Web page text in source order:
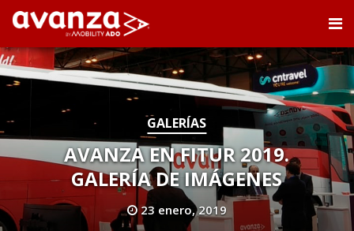
GALERÍAS
AVANZA EN FITUR 2019.
GALERÍA DE IMÁGENES
23 enero, 2019